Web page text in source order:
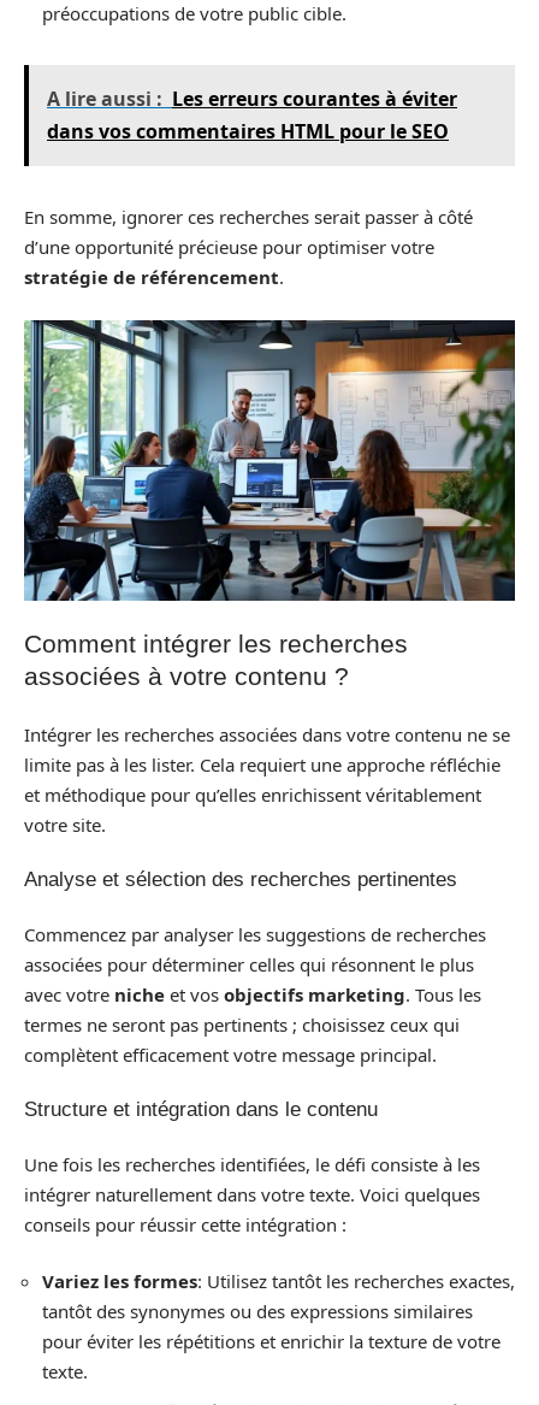
préoccupations de votre public cible.
A lire aussi : Les erreurs courantes à éviter
dans vos commentaires HTML pour le SEO
En somme, ignorer ces recherches serait passer à côté
d’une opportunité précieuse pour optimiser votre
stratégie de référencement.
Comment intégrer les recherches
associées à votre contenu ?
Intégrer les recherches associées dans votre contenu ne se
limite pas à les lister. Cela requiert une approche réfléchie
et méthodique pour qu’elles enrichissent véritablement
votre site.
Analyse et sélection des recherches pertinentes
Commencez par analyser les suggestions de recherches
associées pour déterminer celles qui résonnent le plus
avec votre niche et vos objectifs marketing. Tous les
termes ne seront pas pertinents ; choisissez ceux qui
complètent efficacement votre message principal.
Structure et intégration dans le contenu
Une fois les recherches identifiées, le défi consiste à les
intégrer naturellement dans votre texte. Voici quelques
conseils pour réussir cette intégration :
Variez les formes: Utilisez tantôt les recherches exactes,
tantôt des synonymes ou des expressions similaires
pour éviter les répétitions et enrichir la texture de votre
texte.